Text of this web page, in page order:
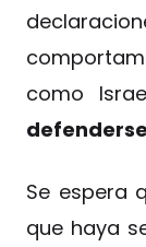
como
Se espera
que haya